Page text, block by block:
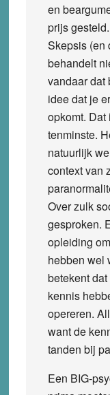
en
prijs
Skepsis (en
behandelt
vandaar dat
idee dat je
opkomt.
tenminste.
natuurlijk
context van
Over zulk
gesproken.
opleiding
hebben wel
betekent
kennis
opereren.
want de
tanden bij
Een BIG-